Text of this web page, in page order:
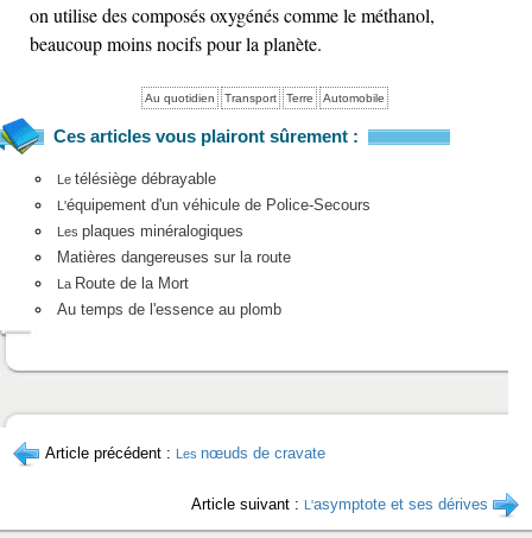
on utilise des composés oxygénés comme le méthanol,
beaucoup moins nocifs pour la planète.
Au quotidien Transport Terre Automobile
Ces articles vous plairont sûrement :
Le télésiège débrayable
L'équipement d'un véhicule de Police-Secours
Les plaques minéralogiques
Matières dangereuses sur la route
La Route de la Mort
Au temps de l'essence au plomb
Article précédent : Les nœuds de cravate
Article suivant : L'asymptote et ses dérives